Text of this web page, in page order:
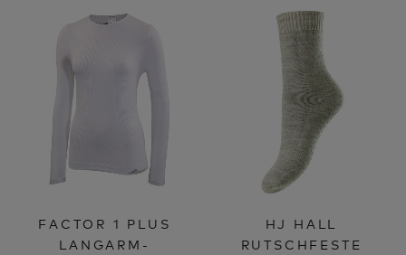
FACTOR 1 PLUS
LANGARM-
HJ HALL
RUTSCHFESTE